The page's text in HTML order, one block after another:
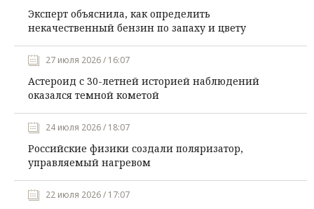
Эксперт объяснила, как определить
некачественный бензин по запаху и цвету
27 июля 2026 / 16:07
Астероид с 30-летней историей наблюдений
оказался темной кометой
24 июля 2026 / 18:07
Российские физики создали поляризатор,
управляемый нагревом
22 июля 2026 / 17:07